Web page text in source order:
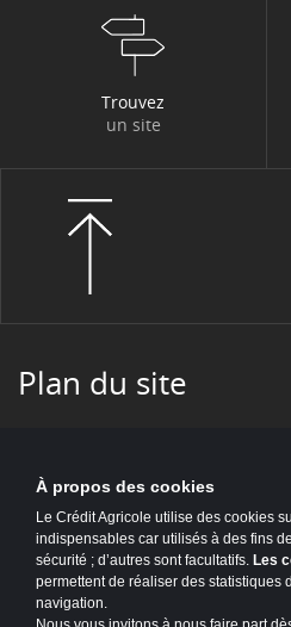
Trouvez
un site
Plan du site
À propos des cookies
Le Crédit Agricole utilise des cookies
indispensables car utilisés à des fins
sécurité ; d’autres sont facultatifs. Les
permettent de réaliser des statistiques
navigation.